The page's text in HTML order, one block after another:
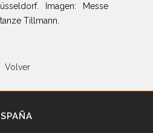
Imagen: Messe
Tillmann.
Volver